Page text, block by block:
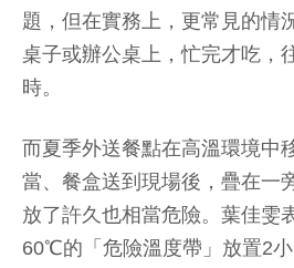
題，但在實務上，更常見的情
桌子或辦公桌上，忙完才吃，
時。
而夏季外送餐點在高溫環境中
當、餐盒送到現場後，疊在一
放了許久也相當危險。葉佳雯
60℃的「危險溫度帶」放置2